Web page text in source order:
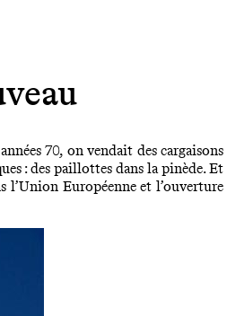
70, on vendait des cargaisons
: des paillottes dans la pinède. Et
l’Union Européenne et l’ouverture